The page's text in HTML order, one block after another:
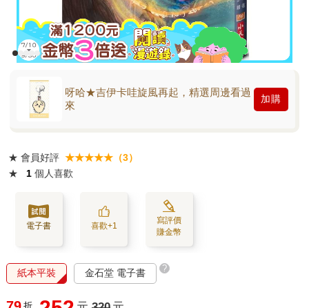
呀哈★吉伊卡哇旋風再起，精選周邊看過
來
加購
★ 會員好評 ★★★★★（3）
★
1 個人喜歡
電子書 喜歡+1
寫評價
賺金幣
紙本平裝 金石堂 電子書 ?
折